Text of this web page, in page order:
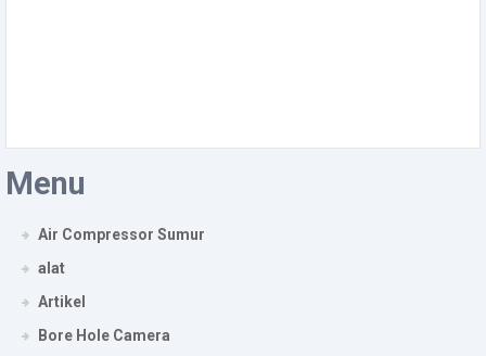
Menu
Air Compressor Sumur
alat
Artikel
Bore Hole Camera